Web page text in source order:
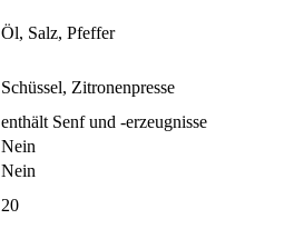
Öl, Salz, Pfeffer
Schüssel, Zitronenpresse
enthält Senf und -erzeugnisse
Nein
Nein
20